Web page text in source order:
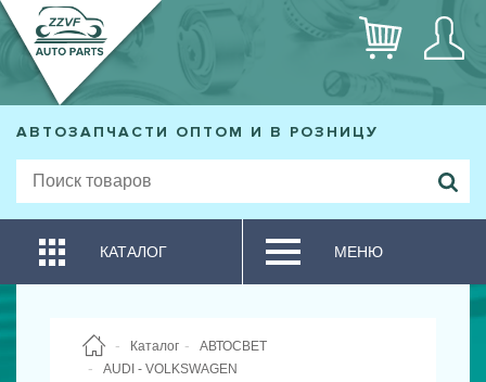
АВТОЗАПЧАСТИ ОПТОМ И В РОЗНИЦУ
КАТАЛОГ МЕНЮ
Каталог
АВТОСВЕТ
AUDI - VOLKSWAGEN